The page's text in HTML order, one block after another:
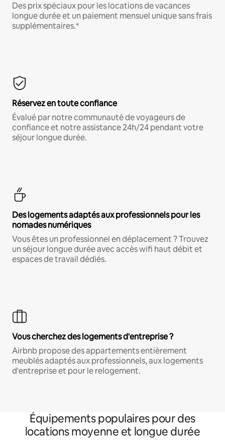
Des prix spéciaux pour les locations de vacances
longue durée et un paiement mensuel unique sans frais
supplémentaires.*
Réservez en toute confiance
Évalué par notre communauté de voyageurs de
confiance et notre assistance 24h/24 pendant votre
séjour longue durée.
Des logements adaptés aux professionnels pour les
nomades numériques
Vous êtes un professionnel en déplacement ? Trouvez
un séjour longue durée avec accès wifi haut débit et
espaces de travail dédiés.
Vous cherchez des logements d'entreprise ?
Airbnb propose des appartements entièrement
meublés adaptés aux professionnels, aux logements
d'entreprise et pour le relogement.
Équipements populaires pour des
locations moyenne et longue durée